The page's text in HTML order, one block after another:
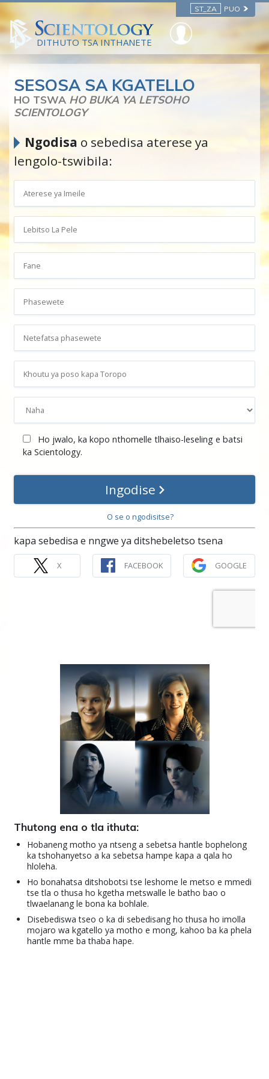
ST_ZA PUO
DITHUTO TSA INTHANETE
SESOSA SA KGATELLO
HO TSWA HO BUKA YA LETSOHO
SCIENTOLOGY
Ngodisa o sebedisa aterese ya
lengolo-tswibila:
Ho jwalo, ka kopo nthomelle tlhaiso-leseling e batsi
ka Scientology.
Ingodise
O se o ngodisitse?
kapa sebedisa e nngwe ya ditshebeletso tsena
X FACEBOOK GOOGLE
Thutong ena o tla ithuta:
Hobaneng motho ya ntseng a sebetsa hantle bophelong
ka tshohanyetso a ka sebetsa hampe kapa a qala ho
hloleha.
Ho bonahatsa ditshobotsi tse leshome le metso e mmedi
tse tla o thusa ho kgetha metswalle le batho bao o
tlwaelanang le bona ka bohlale.
Disebediswa tseo o ka di sebedisang ho thusa ho imolla
mojaro wa kgatello ya motho e mong, kahoo ba ka phela
hantle mme ba thaba hape.